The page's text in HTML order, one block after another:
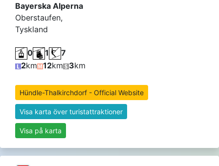
Bayerska Alperna
Oberstaufen,
Tyskland
0 1
7
2km 12km 3km
Hündle-Thalkirchdorf - Official Website
Visa karta över turistattraktioner
Visa på karta